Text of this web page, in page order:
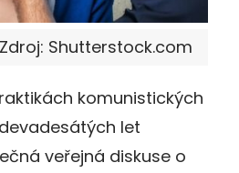
Shutterstock.com
komunistických
let
veřejná diskuse o